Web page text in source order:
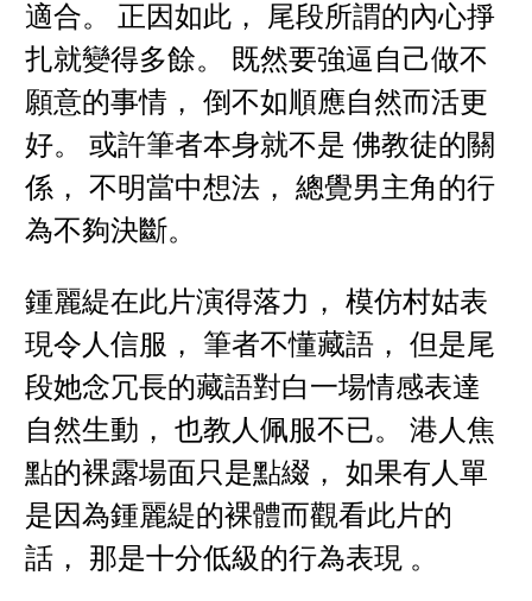
適合。 正因如此， 尾段所謂的內心掙
扎就變得多餘。 既然要強逼自己做不
願意的事情， 倒不如順應自然而活更
好。 或許筆者本身就不是 佛教徒的關
係， 不明當中想法， 總覺男主角的行
為不夠決斷。
鍾麗緹在此片演得落力， 模仿村姑表
現令人信服， 筆者不懂藏語， 但是尾
段她念冗長的藏語對白一場情感表達
自然生動， 也教人佩服不已。 港人焦
點的裸露場面只是點綴， 如果有人單
是因為鍾麗緹的裸體而觀看此片的
話， 那是十分低級的行為表現 。